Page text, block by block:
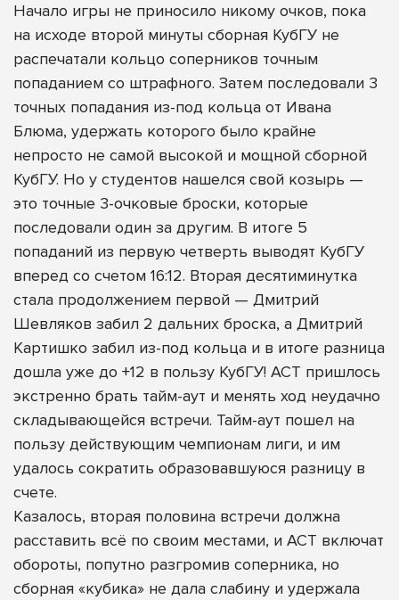
Начало игры не приносило никому очков, пока
на исходе второй минуты сборная КубГУ не
распечатали кольцо соперников точным
попаданием со штрафного. Затем последовали 3
точных попадания из-под кольца от Ивана
Блюма, удержать которого было крайне
непросто не самой высокой и мощной сборной
КубГУ. Но у студентов нашелся свой козырь —
это точные 3-очковые броски, которые
последовали один за другим. В итоге 5
попаданий из первую четверть выводят КубГУ
вперед со счетом 16:12. Вторая десятиминутка
стала продолжением первой — Дмитрий
Шевляков забил 2 дальних броска, а Дмитрий
Картишко забил из-под кольца и в итоге разница
дошла уже до +12 в пользу КубГУ! АСТ пришлось
экстренно брать тайм-аут и менять ход неудачно
складывающейся встречи. Тайм-аут пошел на
пользу действующим чемпионам лиги, и им
удалось сократить образовавшуюся разницу в
счете.
Казалось, вторая половина встречи должна
расставить всё по своим местами, и АСТ включат
обороты, попутно разгромив соперника, но
сборная «кубика» не дала слабину и удержала